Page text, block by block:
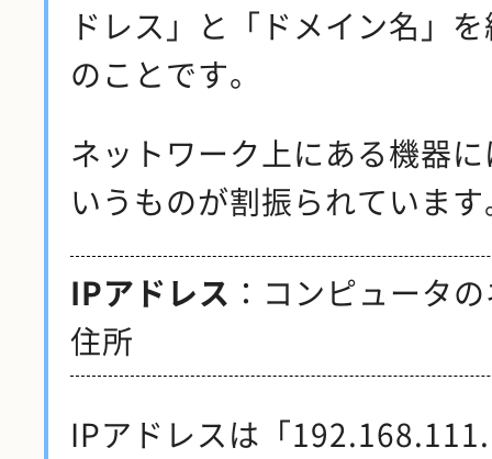
ドレス」と「ドメイン名」
のことです。
ネットワーク上にある機器
いうものが割振られていま
IPアドレス ：コンピュータ
住所
IPアドレスは「